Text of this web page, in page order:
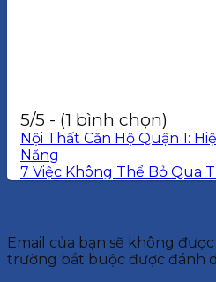
5/5 - (1 bình chọn)
Nội Thất Căn Hộ Quận 1:
Năng
7 Việc Không Thể Bỏ Qua
Email của bạn sẽ không
trường bắt buộc được đánh